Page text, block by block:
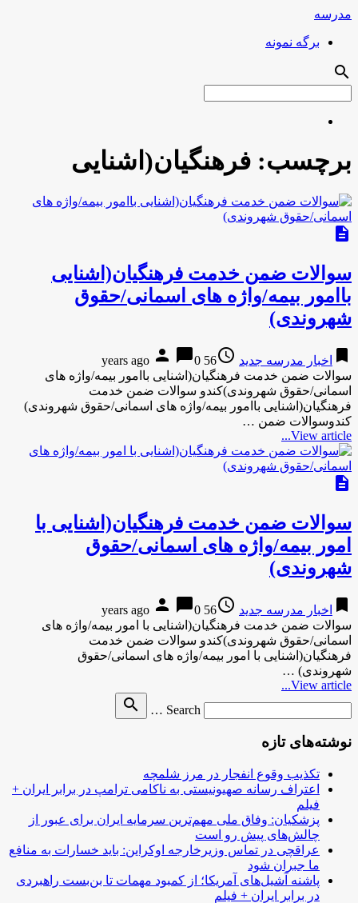
مدرسه
برگه نمونه
search
برچسب: فرهنگیان(اشنایی
description
سوالات ضمن خدمت فرهنگیان(اشنایی
باامور بیمه/واژه های اسمانی/حقوق
شهروندی)
bookmark اخبار مدرسه جدید access_time
56 years ago
person chat_bubble0
سوالات ضمن خدمت فرهنگیان(اشنایی باامور بیمه/واژه های
اسمانی/حقوق شهروندی)کندو سوالات ضمن خدمت
فرهنگیان(اشنایی باامور بیمه/واژه های اسمانی/حقوق شهروندی)
کندوسوالات ضمن …
View article...
description
سوالات ضمن خدمت فرهنگیان(اشنایی با
امور بیمه/واژه های اسمانی/حقوق
شهروندی)
bookmark اخبار مدرسه جدید access_time
56 years ago
person chat_bubble0
سوالات ضمن خدمت فرهنگیان(اشنایی با امور بیمه/واژه های
اسمانی/حقوق شهروندی)کندو سوالات ضمن خدمت
فرهنگیان(اشنایی با امور بیمه/واژه های اسمانی/حقوق
شهروندی) …
View article...
Search …
search
نوشته‌های تازه
تکذیب وقوع انفجار در مرز شلمچه
اعتراف رسانه صهیونیستی به ناکامی ترامپ در برابر ایران +
فیلم
پزشکیان: وفاق ملی مهم‌ترین سرمایه ایران برای عبور از
چالش‌های پیش رو است
عراقچی در تماس وزیرخارجه اوکراین: باید خسارات به منافع
ما جبران شود
پاشنه آشیل‌های آمریکا؛ از کمبود مهمات تا بن‌بست راهبردی
در برابر ایران + فیلم